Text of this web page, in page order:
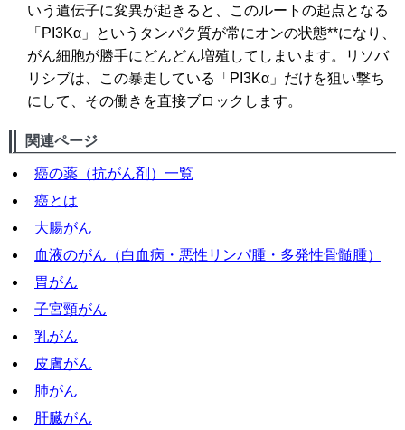
いう遺伝子に変異が起きると、このルートの起点となる
「PI3Kα」というタンパク質が常にオンの状態**になり、
がん細胞が勝手にどんどん増殖してしまいます。リソバ
リシブは、この暴走している「PI3Kα」だけを狙い撃ち
にして、その働きを直接ブロックします。
関連ページ
癌の薬（抗がん剤）一覧
癌とは
大腸がん
血液のがん（白血病・悪性リンパ腫・多発性骨髄腫）
胃がん
子宮頸がん
乳がん
皮膚がん
肺がん
肝臓がん